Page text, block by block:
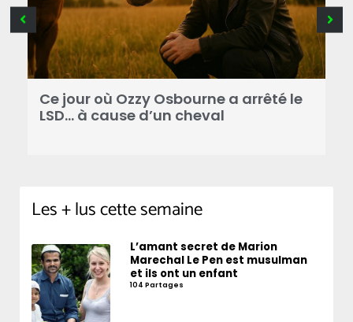
Ce jour où Ozzy Osbourne a arrêté le
LSD… à cause d’un cheval
Les + lus cette semaine
L’amant secret de Marion
Marechal Le Pen est musulman
et ils ont un enfant
104 Partages